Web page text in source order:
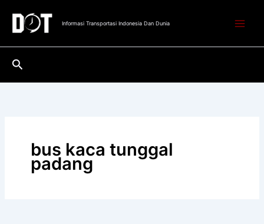
konten
Informasi Transportasi Indonesia Dan Dunia
Cari
bus kaca tunggal
padang